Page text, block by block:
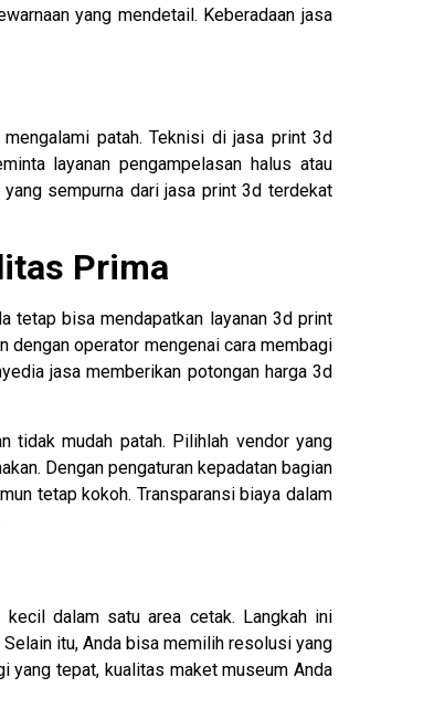
yang mendetail. Keberadaan jasa
patah. Teknisi di jasa print 3d
layanan pengampelasan halus atau
sempurna dari jasa print 3d terdekat
Prima
tetap bisa mendapatkan layanan 3d print
dengan operator mengenai cara membagi
jasa memberikan potongan harga 3d
tidak mudah patah. Pilihlah vendor yang
Dengan pengaturan kepadatan bagian
tetap kokoh. Transparansi biaya dalam
dalam satu area cetak. Langkah ini
itu, Anda bisa memilih resolusi yang
yang tepat, kualitas maket museum Anda